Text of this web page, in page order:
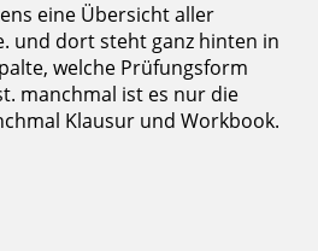
eine Übersicht aller
und dort steht ganz hinten in
welche Prüfungsform
manchmal ist es nur die
Klausur und Workbook.